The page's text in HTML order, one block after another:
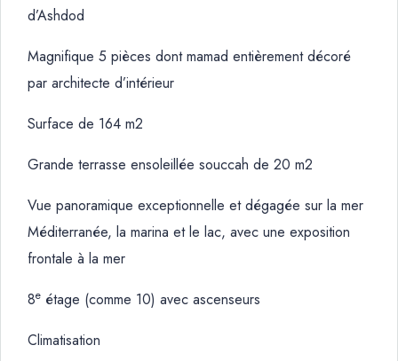
d’Ashdod
Magnifique 5 pièces dont mamad entièrement décoré
par architecte d’intérieur
Surface de 164 m2
Grande terrasse ensoleillée souccah de 20 m2
Vue panoramique exceptionnelle et dégagée sur la mer
Méditerranée, la marina et le lac, avec une exposition
frontale à la mer
8e étage (comme 10) avec ascenseurs
Climatisation